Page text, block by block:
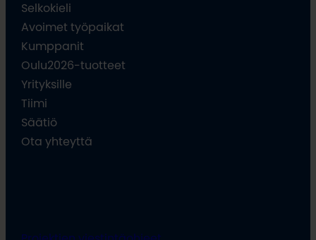
Selkokieli
Avoimet työpaikat
Kumppanit
Oulu2026-tuotteet
Yrityksille
Tiimi
Säätiö
Ota yhteyttä